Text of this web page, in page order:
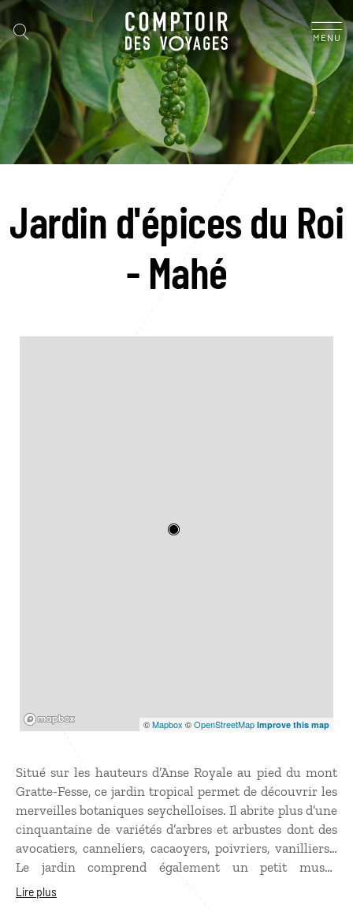
MENU
Jardin d'épices du Roi
- Mahé
©Mapbox ©OpenStreetMap Improve this map
Situé sur les hauteurs d’Anse Royale au pied du mont
Gratte-Fesse, ce jardin tropical permet de découvrir les
merveilles botaniques seychelloises. Il abrite plus d’une
cinquantaine de variétés d’arbres et arbustes dont des
avocatiers, canneliers, cacaoyers, poivriers, vanilliers…
Le jardin comprend également un petit musée
intéressant à visiter pour en apprendre plus sur
Lire plus